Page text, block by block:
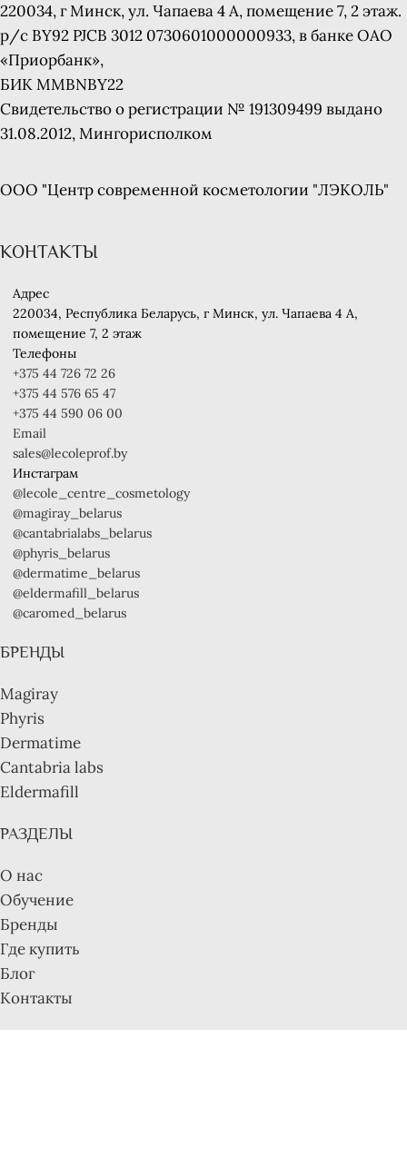
220034, г Минск, ул. Чапаева 4 A, помещение 7, 2 этаж.
р/с BY92 PJCB 3012 0730601000000933, в банке ОАО
«Приорбанк»,
БИК MMBNBY22
Свидетельство о регистрации № 191309499 выдано
31.08.2012, Мингорисполком
ООО "Центр современной косметологии "ЛЭКОЛЬ"
КОНТАКТЫ
Адрес
220034, Республика Беларусь, г Минск, ул. Чапаева 4 A,
помещение 7, 2 этаж
Телефоны
+375 44 726 72 26
+375 44 576 65 47
+375 44 590 06 00
Email
sales@lecoleprof.by
Инстаграм
@lecole_centre_cosmetology
@magiray_belarus
@cantabrialabs_belarus
@phyris_belarus
@dermatime_belarus
@eldermafill_belarus
@caromed_belarus
БРЕНДЫ
Magiray
Phyris
Dermatime
Cantabria labs
Eldermafill
РАЗДЕЛЫ
О нас
Обучение
Бренды
Где купить
Блог
Контакты